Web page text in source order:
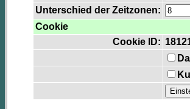
Unterschied der Zeitzonen:
Cookie
Cookie ID: